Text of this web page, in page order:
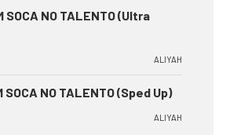
SOCA NO TALENTO (Ultra
ALIYAH
SOCA NO TALENTO (Sped Up)
ALIYAH